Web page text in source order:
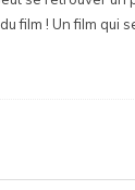
film ! Un film qui